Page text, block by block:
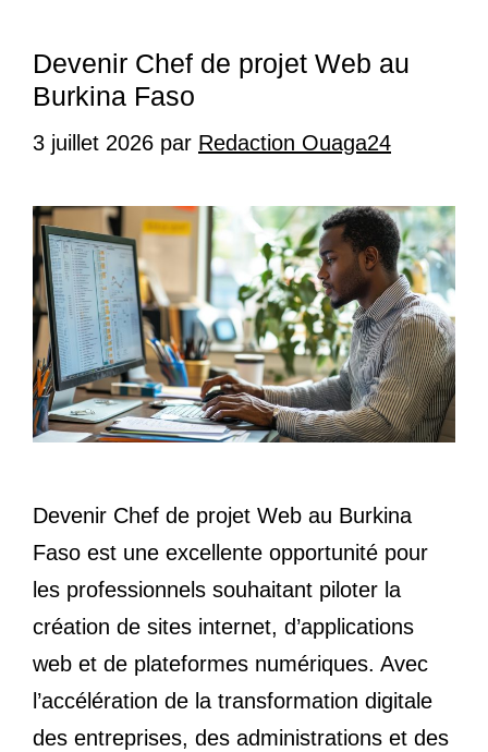
Devenir Chef de projet Web au
Burkina Faso
3 juillet 2026 par Redaction Ouaga24
Devenir Chef de projet Web au Burkina
Faso est une excellente opportunité pour
les professionnels souhaitant piloter la
création de sites internet, d’applications
web et de plateformes numériques. Avec
l’accélération de la transformation digitale
des entreprises, des administrations et des